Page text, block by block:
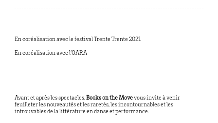
En coréalisation avec le festival Trente Trente 2021
En coréalisation avec l’OARA
Avant et après les spectacles,Books on the Movevous invite à venir
feuilleter les nouveautés et les raretés, les incontournables et les
introuvables de la littérature en danse et performance.